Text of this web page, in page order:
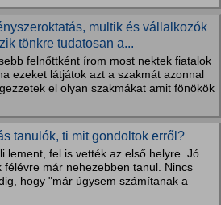
multik és vállalkozók
tönkre tudatosan a...
felnőttként írom most nektek fiatalok
ezeket látjátok azt a szakmát azonnal
el olyan szakmákat amit fönökök
tanulók, ti mit gondoltok erről?
lement, fel is vették az első helyre. Jó
már nehezebben tanul. Nincs
hogy "már úgysem számítanak a